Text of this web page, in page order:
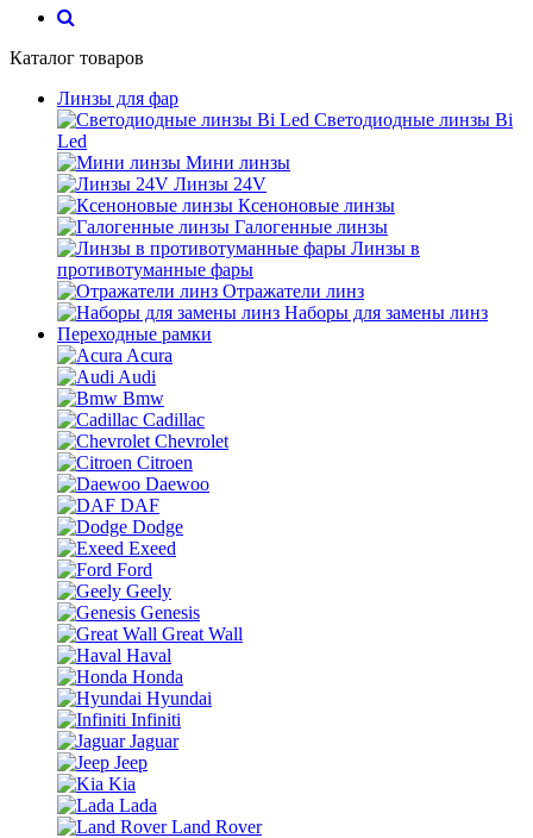
Каталог товаров
Линзы для фар
Светодиодные линзы Bi
Led
Мини линзы
Линзы 24V
Ксеноновые линзы
Галогенные линзы
Линзы в
противотуманные фары
Отражатели линз
Наборы для замены линз
Переходные рамки
Acura
Audi
Bmw
Cadillac
Chevrolet
Citroen
Daewoo
DAF
Dodge
Exeed
Ford
Geely
Genesis
Great Wall
Haval
Honda
Hyundai
Infiniti
Jaguar
Jeep
Kia
Lada
Land Rover